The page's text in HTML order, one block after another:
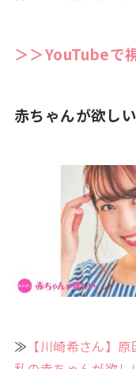
＞＞YouTubeで
赤ちゃんが欲し
≫ 【川崎希さん】